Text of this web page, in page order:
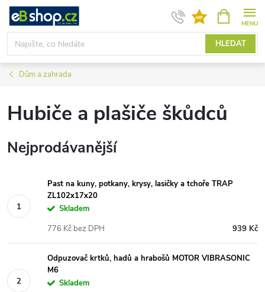
Přejít
obsah
HLEDAT
NÁKUPNÍ
KOŠÍK
Dům a zahrada
Hubiče a plašiče škůdců
Nejprodávanější
Past na kuny, potkany, krysy, lasičky a tchoře TRAP
ZL102x17x20
Skladem
939 Kč
776 Kč bez DPH
Odpuzovač krtků, hadů a hrabošů MOTOR VIBRASONIC
M6
Skladem